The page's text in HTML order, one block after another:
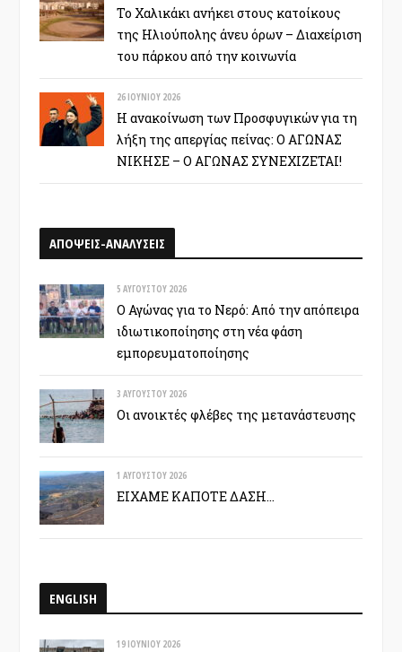
Το Χαλικάκι ανήκει στους κατοίκους
της Ηλιούπολης άνευ όρων – Διαχείριση
του πάρκου από την κοινωνία
26 ΙΟΥΝΊΟΥ 2026
Η ανακοίνωση των Προσφυγικών για τη
λήξη της απεργίας πείνας: Ο ΑΓΩΝΑΣ
ΝΙΚΗΣΕ – Ο ΑΓΩΝΑΣ ΣΥΝΕΧΙΖΕΤΑΙ!
ΑΠΟΨΕΙΣ-ΑΝΑΛΥΣΕΙΣ
5 ΑΥΓΟΎΣΤΟΥ 2026
Ο Αγώνας για το Νερό: Από την απόπειρα
ιδιωτικοποίησης στη νέα φάση
εμπορευματοποίησης
3 ΑΥΓΟΎΣΤΟΥ 2026
Οι ανοικτές φλέβες της μετανάστευσης
1 ΑΥΓΟΎΣΤΟΥ 2026
ΕΙΧΑΜΕ ΚΑΠΟΤΕ ΔΑΣΗ…
ENGLISH
19 ΙΟΥΝΊΟΥ 2026